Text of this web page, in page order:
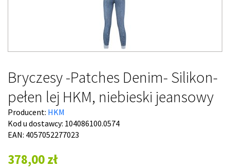
Bryczesy -Patches Denim- Silikon-
pełen lej HKM, niebieski jeansowy
Producent: HKM
Kod u dostawcy: 104086100.0574
EAN: 4057052277023
378,00 zł